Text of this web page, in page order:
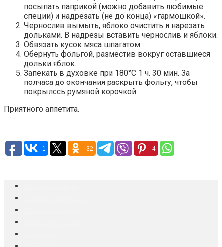
посыпать паприкой (можно добавить любимые
специи) и надрезать (не до конца) «гармошкой».
Чернослив вымыть, яблоко очистить и нарезать
дольками. В надрезы вставить чернослив и яблоки.
Обвязать кусок мяса шпагатом.
Обернуть фольгой, разместив вокруг оставшиеся
дольки яблок.
Запекать в духовке при 180°С 1 ч. 30 мин. За
полчаса до окончания раскрыть фольгу, чтобы
покрылось румяной корочкой.
Приятного аппетита.
1 32 4